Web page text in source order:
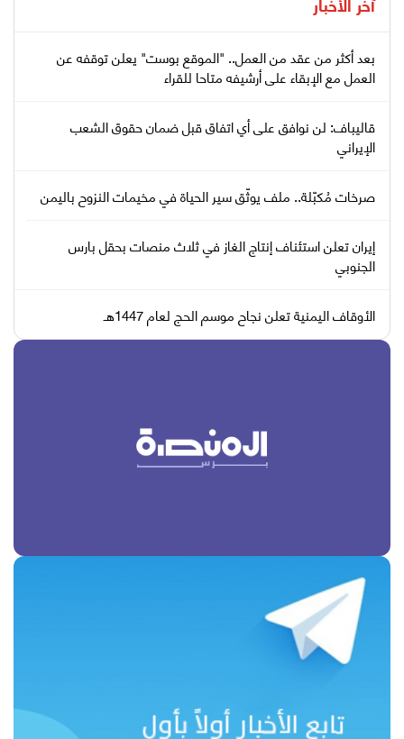
آخر الأخبار
بعد أكثر من عقد من العمل.. "الموقع بوست" يعلن توقفه عن
العمل مع الإبقاء على أرشيفه متاحا للقراء
قاليباف: لن نوافق على أي اتفاق قبل ضمان حقوق الشعب
الإيراني
صرخات مُكبّلة.. ملف يوثّق سير الحياة في مخيمات النزوح باليمن
إيران تعلن استئناف إنتاج الغاز في ثلاث منصات بحقل بارس
الجنوبي
الأوقاف اليمنية تعلن نجاح موسم الحج لعام 1447هـ